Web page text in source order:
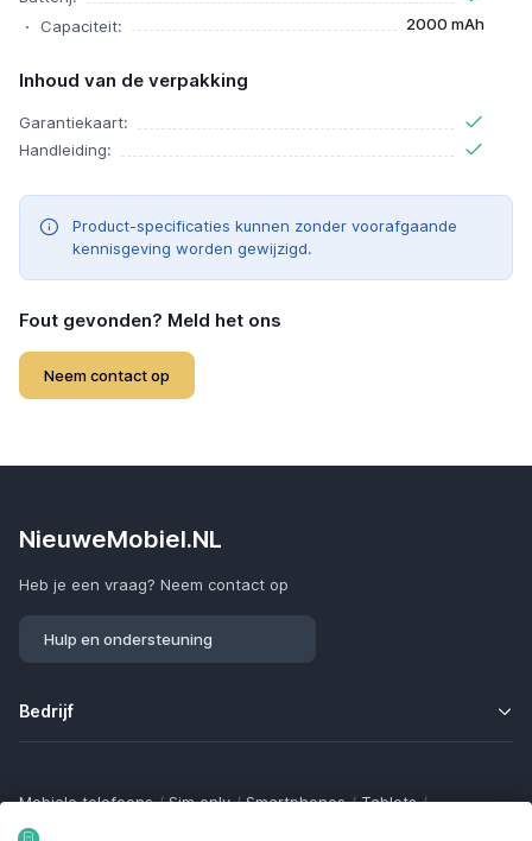
Capaciteit:
2000 mAh
Inhoud van de verpakking
Garantiekaart:
Handleiding:
Product-specificaties kunnen zonder voorafgaande
kennisgeving worden gewijzigd.
Fout gevonden? Meld het ons
Neem contact op
NieuweMobiel.NL
Heb je een vraag? Neem contact op
Hulp en ondersteuning
Bedrijf
Mobiele telefoons / Sim only / Smartphones / Tablets /
Smartwatches